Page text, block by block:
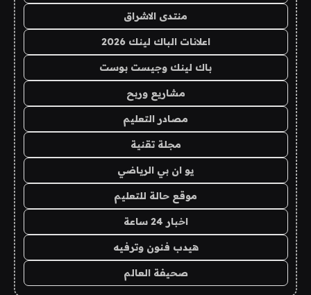
منتدى الاشراق
اعلانات الباك لينك 2026
باك لينك وجيست بوست
مشاريع وربح
مصادر التعليم
مجلة تقنية
يو ان بي الرياضي
موقع حالة للتعليم
اخبار 24 ساعة
هيدب فنون وترفيه
صحيفة العالم